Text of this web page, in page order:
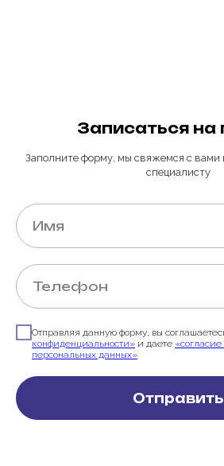
Записаться на
Заполните форму, мы свяжемся с
специалисту
Отправляя данную форму, вы
конфиденциальности» и даете
персональных данных»
Отправить